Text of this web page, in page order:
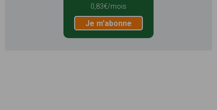
0,83€/mois
Je m'abonne